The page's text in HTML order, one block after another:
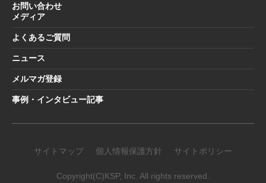
お問い合わせ
メディア
よくあるご質問
ニュース
メルマガ登録
事例・インタビュー記事
サイトマップ 個人情報保護方針 サイトポリシー
Copyright(C)KSP, Inc. All rights reserved.